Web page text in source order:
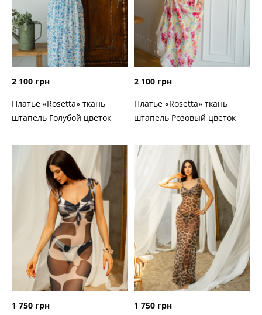
2 100 грн
Платье «Rosetta» ткань
штапель Голубой цветок
2 100 грн
Платье «Rosetta» ткань
штапель Розовый цветок
1 750 грн
1 750 грн